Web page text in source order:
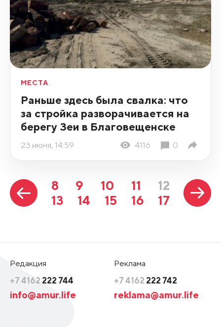
МЕСТА
Раньше здесь была свалка: что
за стройка разворачивается на
берегу Зеи в Благовещенске
23 июня, 14:59 4116 0
8 9 10 11
12
13
14 15 16 17
Редакция
+7 4162 222 744
info@amur.life
Реклама
+7 4162 222 742
reklama@amur.life